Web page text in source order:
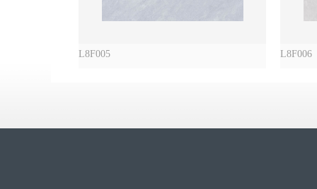
L8F005 L8F006